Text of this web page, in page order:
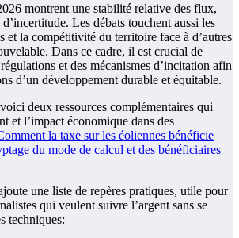
montrent une stabilité relative des flux,
Les débats touchent aussi les
et la compétitivité du territoire face à d’autres
Dans ce cadre, il est crucial de
et des mécanismes d’incitation afin
d’un développement durable et équitable.
deux ressources complémentaires qui
et l’impact économique dans des
la taxe sur les éoliennes bénéficie
du mode de calcul et des bénéficiaires
une liste de repères pratiques, utile pour
qui veulent suivre l’argent sans se
techniques: